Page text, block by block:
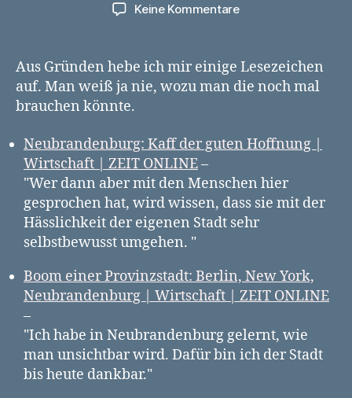
Keine Kommentarezu
Winter
2012/13
Aus Gründen hebe ich mir einige Lesezeichen
auf. Man weiß ja nie, wozu man die noch mal
brauchen könnte.
Neubrandenburg: Kaff der guten Hoffnung |
Wirtschaft | ZEIT ONLINE–
"Wer dann aber mit den Menschen hier
gesprochen hat, wird wissen, dass sie mit der
Hässlichkeit der eigenen Stadt sehr
selbstbewusst umgehen. "
Boom einer Provinzstadt: Berlin, New York,
Neubrandenburg | Wirtschaft | ZEIT ONLINE
–
"Ich habe in Neubrandenburg gelernt, wie
man unsichtbar wird. Dafür bin ich der Stadt
bis heute dankbar."